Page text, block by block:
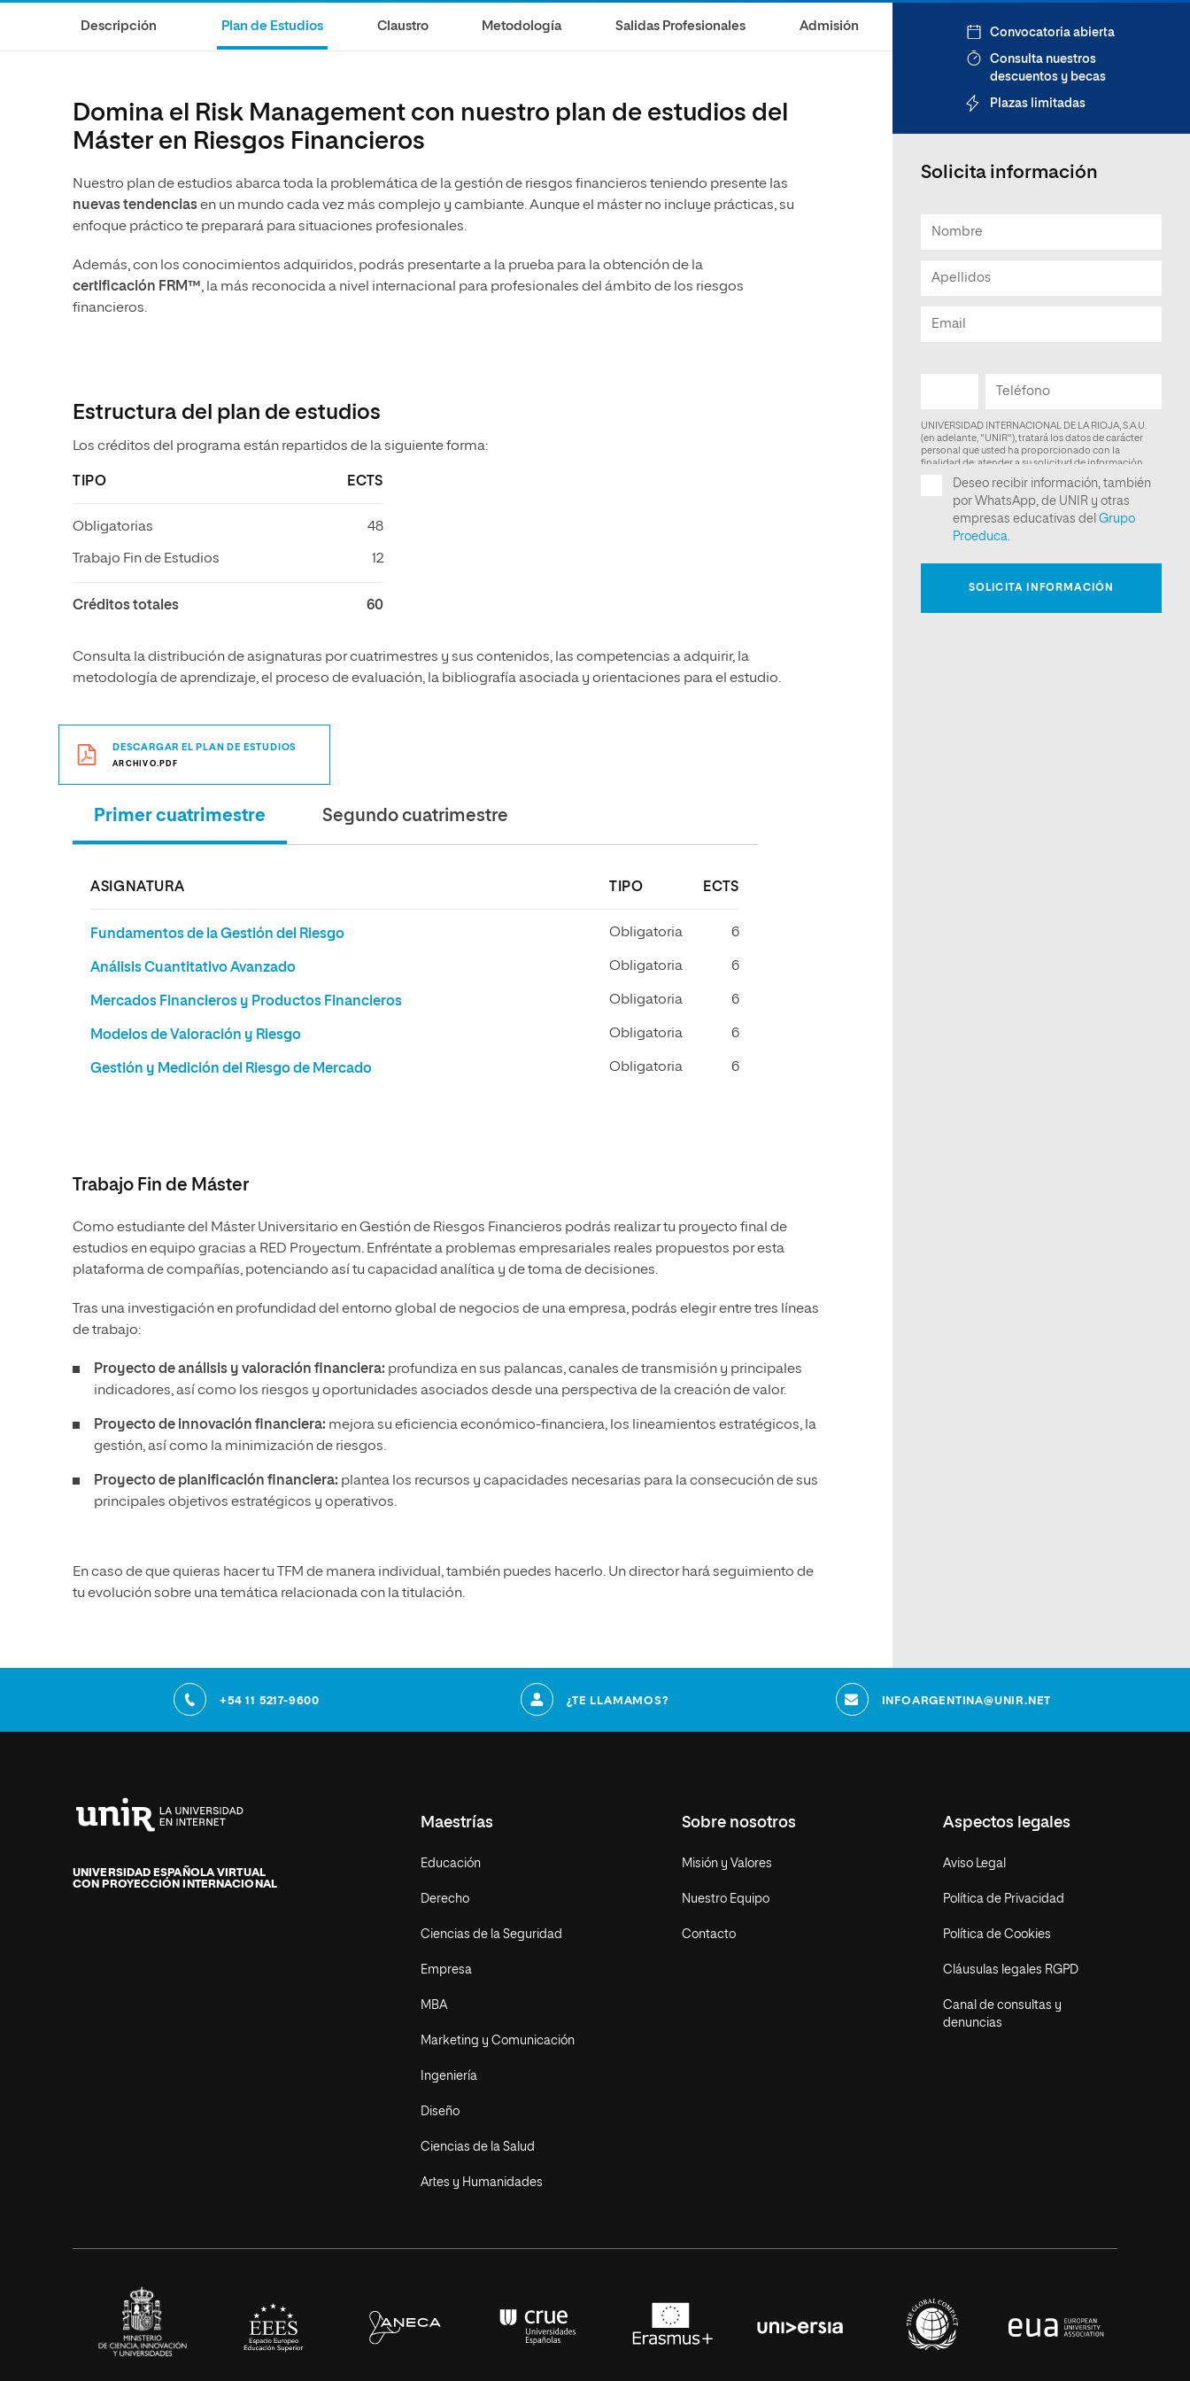
Música
Descripción Plan de Estudios Claustro Metodología Salidas Profesionales Admisión
Domina el Risk Management con nuestro plan de estudios del
Máster en Riesgos Financieros
Nuestro plan de estudios abarca toda la problemática de la gestión de riesgos financieros teniendo presente las
nuevas tendenciasen un mundo cada vez más complejo y cambiante. Aunque el máster no incluye prácticas, su
enfoque práctico te preparará para situaciones profesionales.
Además, con los conocimientos adquiridos, podrás presentarte a la prueba para la obtención de la
certificación F RM™, la más reconocida a nivel internacional para profesionales del ámbito de los riesgos
financieros.
Estructura del plan de estudios
Los créditos del programa están repartidos de la siguiente forma:
TIPO ECTS
Obligatorias 48
Trabajo Fin de Estudios 12
Créditos totales 60
Consulta la distribución de asignaturas por cuatrimestres y sus contenidos, las competencias a adquirir, la
metodología de aprendizaje, el proceso de evaluación, la bibliografía asociada y orientaciones para el estudio.
DESCARGAR EL PLAN DE ESTUDIOS
ARCHIVO.PDF
Primer cuatrimestre Segundo cuatrimestre
ASIGNATURA TIPO ECTS
Fundamentos de la Gestión del Riesgo Obligatoria 6
Análisis Cuantitativo Avanzado Obligatoria 6
Mercados Financieros y Productos Financieros Obligatoria 6
Modelos de Valoración y Riesgo Obligatoria 6
Gestión y Medición del Riesgo de Mercado Obligatoria 6
Trabajo Fin de Máster
Como estudiante del Máster Universitario en Gestión de Riesgos Financieros podrás realizar tu proyecto final de
estudios en equipo gracias a RED Proyectum. Enfréntate a problemas empresariales reales propuestos por esta
plataforma de compañías, potenciando así tu capacidad analítica y de toma de decisiones.
Tras una investigación en profundidad del entorno global de negocios de una empresa, podrás elegir entre tres líneas
de trabajo:
Proyecto de análisis y valoración financiera: profundiza en sus palancas, canales de transmisión y principales
indicadores, así como los riesgos y oportunidades asociados desde una perspectiva de la creación de valor.
Proyecto de innovación financiera: mejora su eficiencia económico-financiera, los lineamientos estratégicos, la
gestión, así como la minimización de riesgos.
Proyecto de planificación financiera: plantea los recursos y capacidades necesarias para la consecución de sus
principales objetivos estratégicos y operativos.
En caso de que quieras hacer tu TFM de manera individual, también puedes hacerlo. Un director hará seguimiento de
tu evolución sobre una temática relacionada con la titulación.
Convocatoria abierta
Consulta nuestros
descuentos y becas
Plazas limitadas
Solicita información
+54 11 5217-9600 ¿TE LLAMAMOS? INFOARGENTINA@UNIR.NET
de
La
UNIVERSIDAD ESPAÑOLA VIRTUAL
CON PROYECCIÓN INTERNACIONAL
Maestrías
Educación
Derecho
Ciencias de la Seguridad
Empresa
MBA
Marketing y Comunicación
Ingeniería
Diseño
Ciencias de la Salud
Artes y Humanidades
Sobre nosotros
Misión y Valores
Nuestro Equipo
Contacto
Aspectos legales
Aviso Legal
Política de Privacidad
Política de Cookies
Cláusulas legales RGPD
Canal de consultas y
denuncias